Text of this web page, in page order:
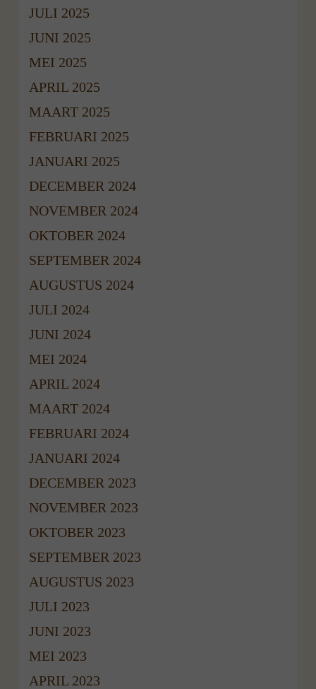
JULI 2025
JUNI 2025
MEI 2025
APRIL 2025
MAART 2025
FEBRUARI 2025
JANUARI 2025
DECEMBER 2024
NOVEMBER 2024
OKTOBER 2024
SEPTEMBER 2024
AUGUSTUS 2024
JULI 2024
JUNI 2024
MEI 2024
APRIL 2024
MAART 2024
FEBRUARI 2024
JANUARI 2024
DECEMBER 2023
NOVEMBER 2023
OKTOBER 2023
SEPTEMBER 2023
AUGUSTUS 2023
JULI 2023
JUNI 2023
MEI 2023
APRIL 2023